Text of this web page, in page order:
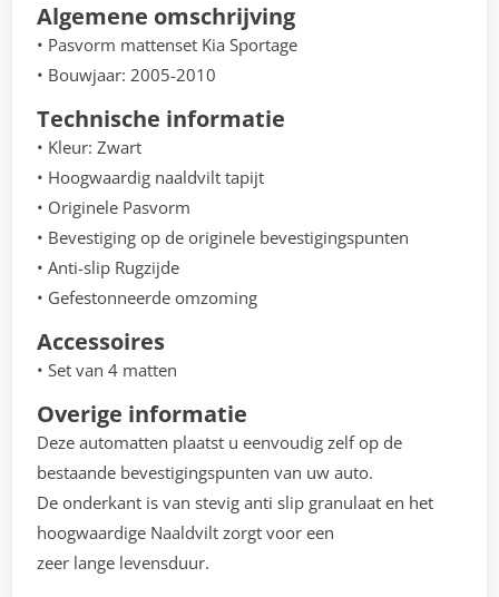
Algemene omschrijving
• Pasvorm mattenset Kia Sportage
• Bouwjaar: 2005-2010
Technische informatie
• Kleur: Zwart
• Hoogwaardig naaldvilt tapijt
• Originele Pasvorm
• Bevestiging op de originele bevestigingspunten
• Anti-slip Rugzijde
• Gefestonneerde omzoming
Accessoires
• Set van 4 matten
Overige informatie
Deze automatten plaatst u eenvoudig zelf op de
bestaande bevestigingspunten van uw auto.
De onderkant is van stevig anti slip granulaat en het
hoogwaardige Naaldvilt zorgt voor een
zeer lange levensduur.